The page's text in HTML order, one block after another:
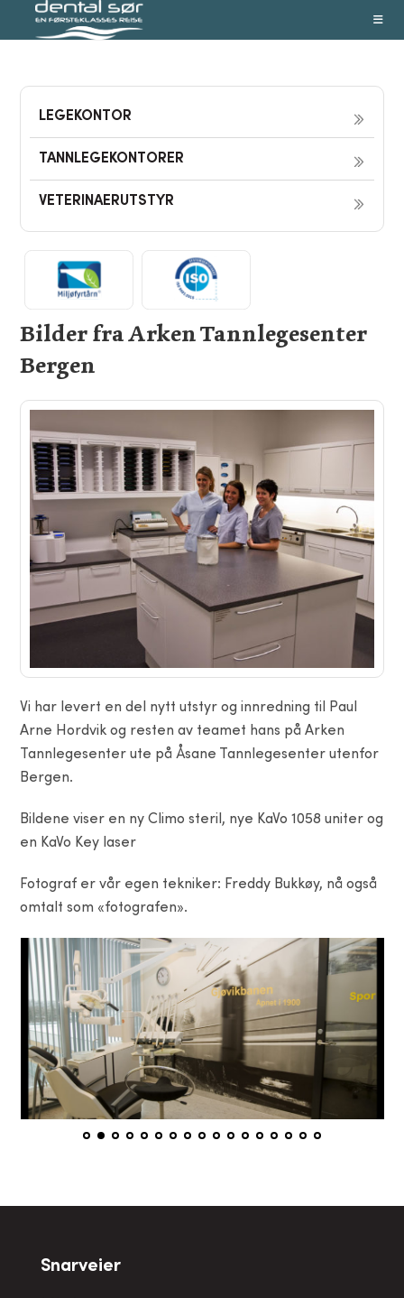
LEGEKONTOR
TANNLEGEKONTORER
VETERINAERUTSTYR
Bilder fra Arken Tannlegesenter
Bergen
Vi har levert en del nytt utstyr og innredning til Paul
Arne Hordvik og resten av teamet hans på Arken
Tannlegesenter ute på Åsane Tannlegesenter utenfor
Bergen.
Bildene viser en ny Climo steril, nye KaVo 1058 uniter og
en KaVo Key laser
Fotograf er vår egen tekniker: Freddy Bukkøy, nå også
omtalt som «fotografen».
Snarveier